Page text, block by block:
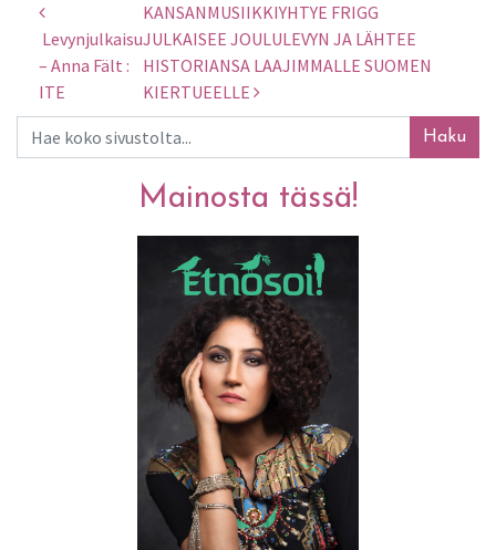
Artikkelien selaus
Levynjulkaisu
– Anna Fält :
ITE
KANSANMUSIIKKIYHTYE FRIGG
JULKAISEE JOULULEVYN JA LÄHTEE
HISTORIANSA LAAJIMMALLE SUOMEN
KIERTUEELLE
Haku
Mainosta tässä!